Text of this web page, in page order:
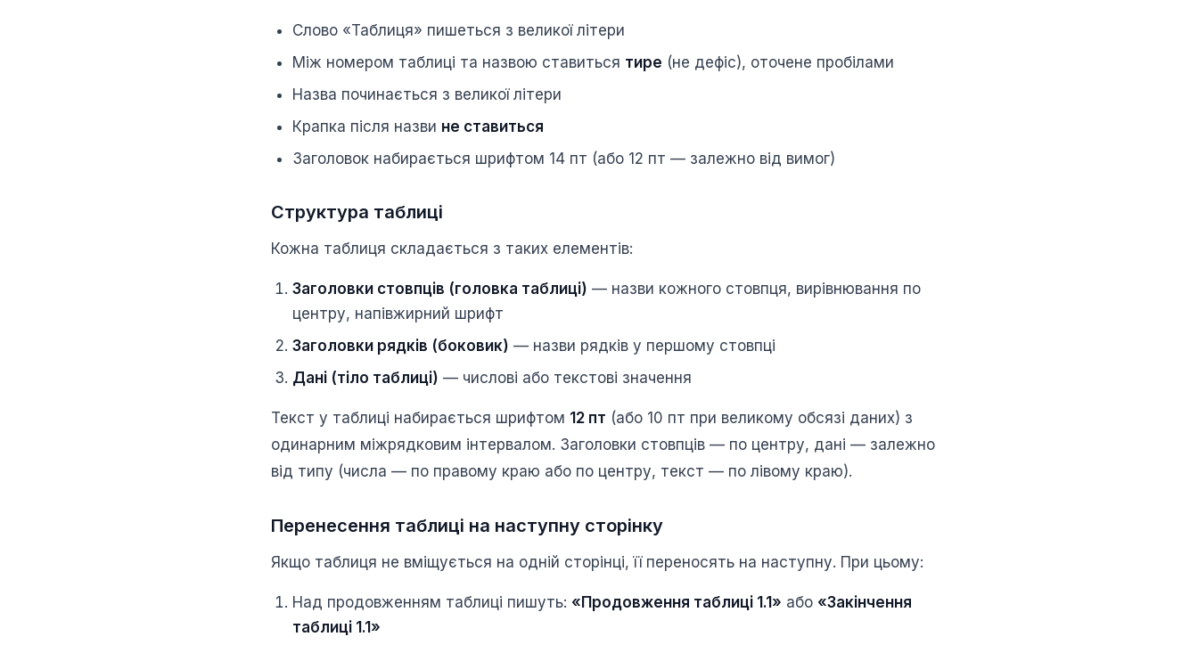
Слово «Таблиця» пишеться з великої літери
Між номером таблиці та назвою ставиться тире (не дефіс), оточене пробілами
Назва починається з великої літери
Крапка після назви не ставиться
Заголовок набирається шрифтом 14 пт (або 12 пт — залежно від вимог)
Структура таблиці
Кожна таблиця складається з таких елементів:
Заголовки стовпців (головка таблиці) — назви кожного стовпця, вирівнювання по
центру, напівжирний шрифт
Заголовки рядків (боковик) — назви рядків у першому стовпці
Дані (тіло таблиці) — числові або текстові значення
Текст у таблиці набирається шрифтом 12 пт (або 10 пт при великому обсязі даних) з
одинарним міжрядковим інтервалом. Заголовки стовпців — по центру, дані — залежно
від типу (числа — по правому краю або по центру, текст — по лівому краю).
Перенесення таблиці на наступну сторінку
Якщо таблиця не вміщується на одній сторінці, її переносять на наступну. При цьому:
Над продовженням таблиці пишуть: «Продовження таблиці 1.1» або «Закінчення
таблиці 1.1»